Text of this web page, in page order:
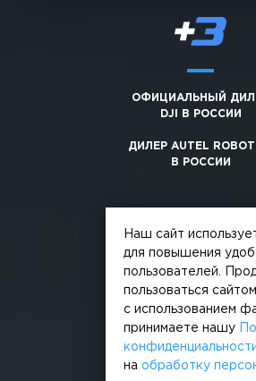
ОФИЦИАЛЬНЫЙ
DJI В РОССИИ
ДИЛЕР AUTEL
В РОССИИ
© 2026, +3. Все права
Обработка персональных
Наш сайт
для повышения
пользователей.
пользоваться
с использованием
принимаете нашу
конфиденциальности
на обработку